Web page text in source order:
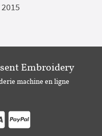
2015
Embroidery
machine en ligne